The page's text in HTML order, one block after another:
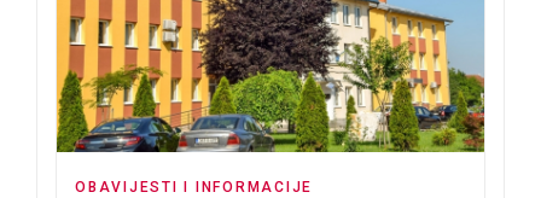
OBAVIJESTI I INFORMACIJE